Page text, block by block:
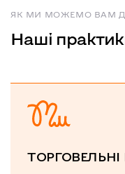
ЯК МИ МОЖЕМО ВАМ
Наші